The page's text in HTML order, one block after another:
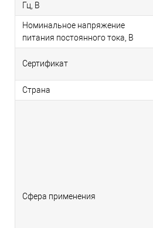
Гц, В
Номинальное напряжение
питания постоянного тока, В
Сертификат
Страна
Сфера применения